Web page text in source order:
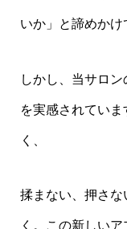
いか」と諦めかけ
しかし、当サロ
を実感されてい
く、
揉まない、押さ
く。この新しい